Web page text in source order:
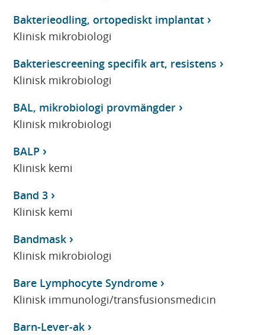
Bakterieodling, ortopediskt implantat
Klinisk mikrobiologi
Bakteriescreening specifik art, resistens
Klinisk mikrobiologi
BAL, mikrobiologi provmängder
Klinisk mikrobiologi
BALP
Klinisk kemi
Band 3
Klinisk kemi
Bandmask
Klinisk mikrobiologi
Bare Lymphocyte Syndrome
Klinisk immunologi/transfusionsmedicin
Barn-Lever-ak